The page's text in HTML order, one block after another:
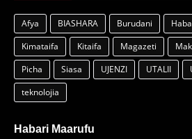
Afya BIASHARA Burudani
Kimataifa
Kitaifa Magazeti
Picha
Siasa UJENZI UTALII
teknolojia
Habari Maarufu